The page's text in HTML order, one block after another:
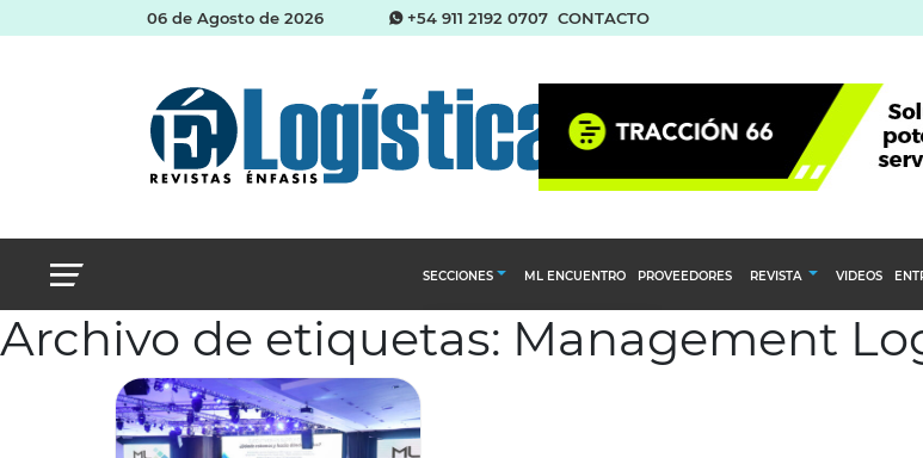
06 de Agosto de 2026 +54 911 2192 0707 CONTACTO
SECCIONES
Abastecimiento y compras
ML ENCUENTRO PROVEEDORES REVISTA
Calendario Editorial
Ediciones Anteriores
VIDEOS
Archivo de etiquetas: Management